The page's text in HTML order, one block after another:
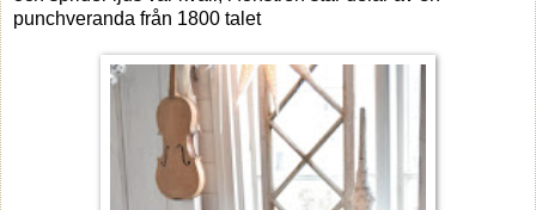
punchveranda från 1800 talet